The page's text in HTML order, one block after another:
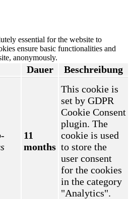
essential for the website to
ensure basic functionalities and
anonymously.
Dauer Beschreibung
11
months
This cookie is
set by GDPR
Cookie Consent
plugin. The
cookie is used
to store the
user consent
for the cookies
in the category
"Analytics".